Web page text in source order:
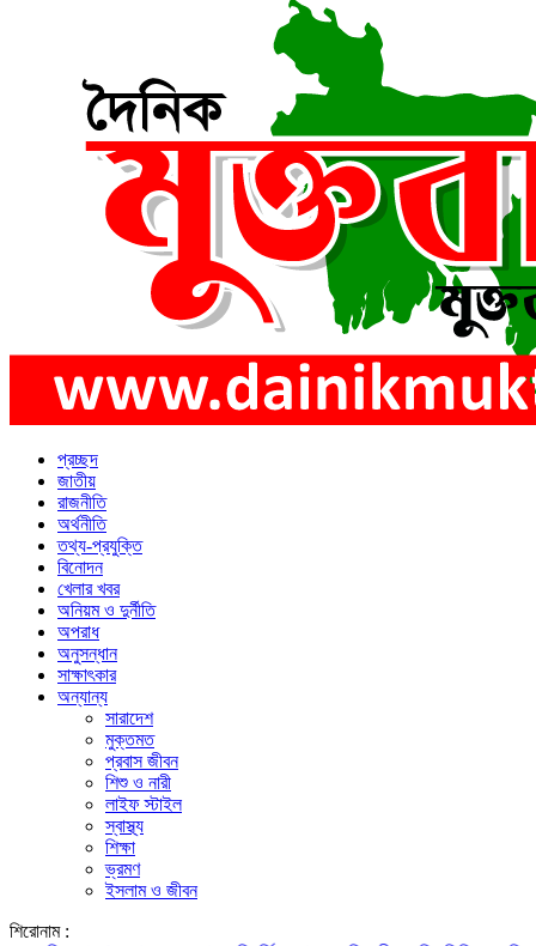
প্রচ্ছদ
জাতীয়
রাজনীতি
অর্থনীতি
তথ্য-প্রযুক্তি
বিনোদন
খেলার খবর
অনিয়ম ও দুর্নীতি
অপরাধ
অনুসন্ধান
সাক্ষাৎকার
অন্যান্য
সারাদেশ
মুক্তমত
প্রবাস জীবন
শিশু ও নারী
লাইফ স্টাইল
স্বাস্থ্য
শিক্ষা
ভ্রমণ
ইসলাম ও জীবন
শিরোনাম :